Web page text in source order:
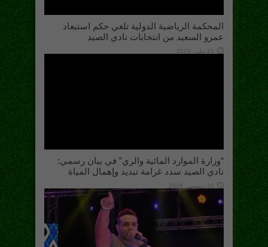
المحكمة الرياضية الدولية تلغي حكم استبعاد
عمرو السعيد من انتخابات نادي الصيد
21 يناير، 2019
“وزارة الموارد المائية والري” في بيان رسمي:
نادي الصيد سدد غرامة تبديد وإهمال المياة
20 ديسمبر، 2018